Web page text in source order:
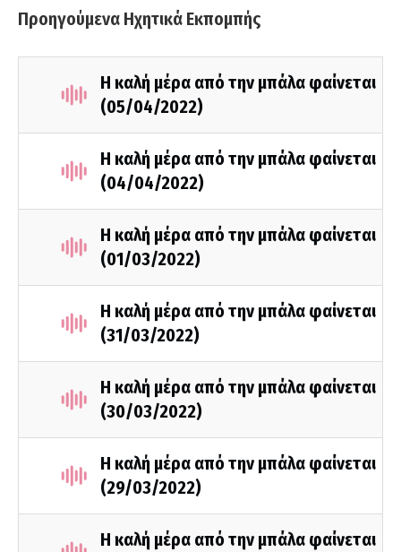
Προηγούμενα Ηχητικά Εκπομπής
Η καλή μέρα από την μπάλα φαίνεται
(05/04/2022)
Η καλή μέρα από την μπάλα φαίνεται
(04/04/2022)
Η καλή μέρα από την μπάλα φαίνεται
(01/03/2022)
Η καλή μέρα από την μπάλα φαίνεται
(31/03/2022)
Η καλή μέρα από την μπάλα φαίνεται
(30/03/2022)
Η καλή μέρα από την μπάλα φαίνεται
(29/03/2022)
Η καλή μέρα από την μπάλα φαίνεται